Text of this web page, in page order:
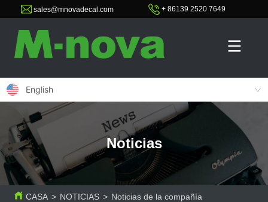
sales@mnovadecal.com + 86139 2520 7649
English
Noticias
CASA > NOTICIAS > Noticias de la compañía